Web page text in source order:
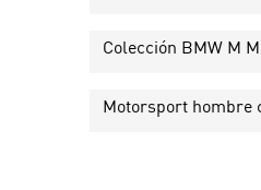
Colección BMW M
Motorsport hombre